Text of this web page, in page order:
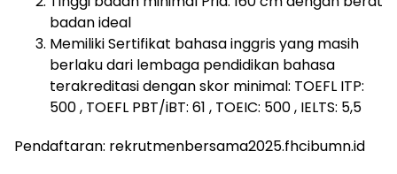
badan ideal
Memiliki Sertifikat bahasa inggris yang masih
berlaku dari lembaga pendidikan bahasa
terakreditasi dengan skor minimal: TOEFL ITP:
500 , TOEFL PBT/iBT: 61 , TOEIC: 500 , IELTS: 5,5
Pendaftaran: rekrutmenbersama2025.fhcibumn.id